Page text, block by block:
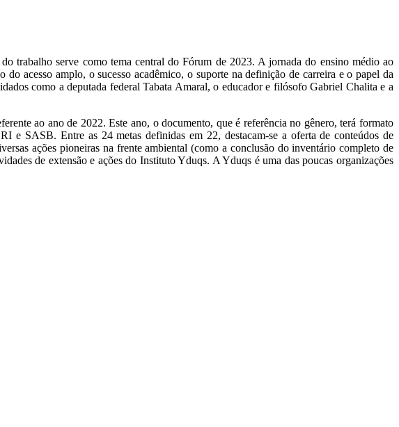
trabalho serve como tema central do Fórum de 2023. A jornada do ensino médio ao
acesso amplo, o sucesso acadêmico, o suporte na definição de carreira e o papel da
como a deputada federal Tabata Amaral, o educador e filósofo Gabriel Chalita e a
ao ano de 2022. Este ano, o documento, que é referência no gênero, terá formato
e SASB. Entre as 24 metas definidas em 22, destacam-se a oferta de conteúdos de
ações pioneiras na frente ambiental (como a conclusão do inventário completo de
de extensão e ações do Instituto Yduqs. A Yduqs é uma das poucas organizações